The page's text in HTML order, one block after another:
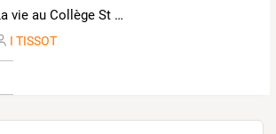
La vie au Collège St Joseph
I TISSOT
& Etudes